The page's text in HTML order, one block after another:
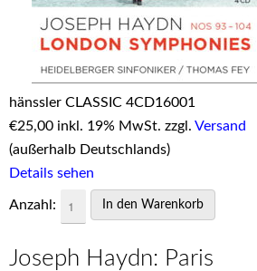
hänssler CLASSIC 4CD16001
€25,00 inkl. 19% MwSt. zzgl. Versand
(außerhalb Deutschlands)
Details sehen
Anzahl:
Joseph Haydn: Paris